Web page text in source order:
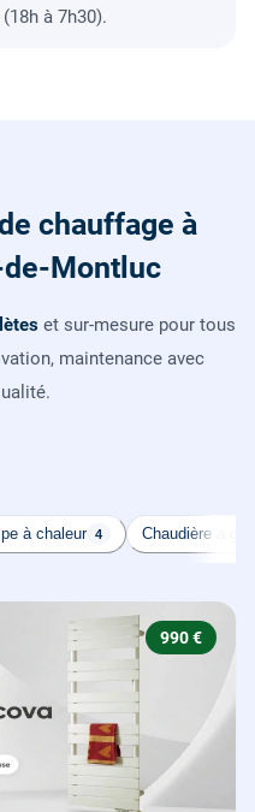
à 7h30).
chauffage à
Montluc
et sur-mesure pour tous
maintenance avec
à chaleur 4 Chaudière à gaz
990 €